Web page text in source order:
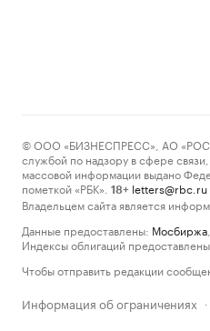
© ООО «БИЗНЕСПРЕСС», АО
службой по надзору в сфере
массовой информации выдано
пометкой «РБК».
18+ letters@rbc.ru
Владельцем сайта является
Данные предоставлены: Мосбиржа
Индексы облигаций
Чтобы отправить редакции
Информация об ограничениях ·